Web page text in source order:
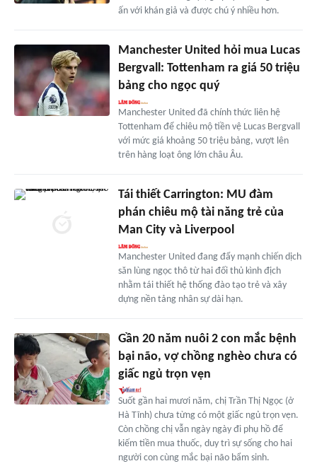
ấn với khán giả và được chú ý nhiều hơn.
Manchester United hỏi mua Lucas
Bergvall: Tottenham ra giá 50 triệu
bảng cho ngọc quý
Manchester United đã chính thức liên hệ
Tottenham để chiêu mộ tiền vệ Lucas Bergvall
với mức giá khoảng 50 triệu bảng, vượt lên
trên hàng loạt ông lớn châu Âu.
Tái thiết Carrington: MU đàm
phán chiêu mộ tài năng trẻ của
Man City và Liverpool
Manchester United đang đẩy mạnh chiến dịch
săn lùng ngọc thô từ hai đối thủ kình địch
nhằm tái thiết hệ thống đào tạo trẻ và xây
dựng nền tảng nhân sự dài hạn.
Gần 20 năm nuôi 2 con mắc bệnh
bại não, vợ chồng nghèo chưa có
giấc ngủ trọn vẹn
Suốt gần hai mươi năm, chị Trần Thị Ngọc (ở
Hà Tĩnh) chưa từng có một giấc ngủ trọn vẹn.
Còn chồng chị vẫn ngày ngày đi phụ hồ để
kiếm tiền mua thuốc, duy trì sự sống cho hai
người con cùng mắc bại não bẩm sinh.